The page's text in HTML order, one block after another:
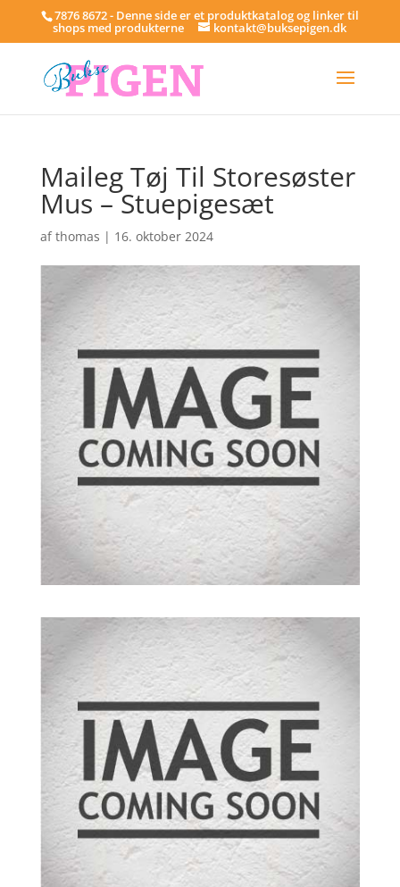
7876 8672 - Denne side er et produktkatalog og linker til
shops med produkterne kontakt@buksepigen.dk
Maileg Tøj Til Storesøster
Mus – Stuepigesæt
afthomas | 16. oktober 2024